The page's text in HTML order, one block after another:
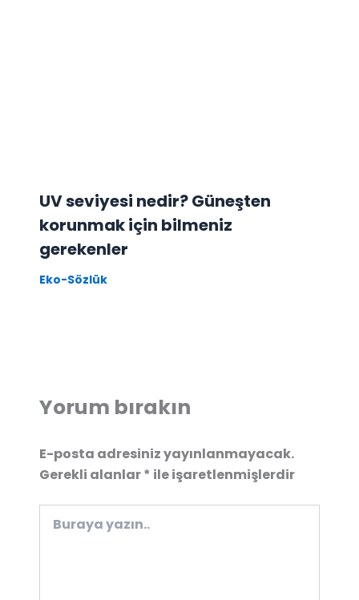
UV seviyesi nedir? Güneşten
korunmak için bilmeniz
gerekenler
Eko-Sözlük
Yorum bırakın
E-posta adresiniz yayınlanmayacak.
Gerekli alanlar* ile işaretlenmişlerdir
yazın..